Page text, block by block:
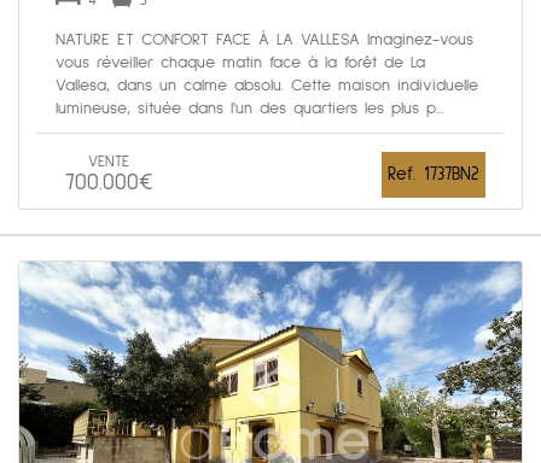
NATURE ET CONFORT FACE À LA VALLESA Imaginez-vous
vous réveiller chaque matin face à la forêt de La
Vallesa, dans un calme absolu. Cette maison individuelle
lumineuse, située dans l'un des quartiers les plus p...
VENTE
700.000€ Ref. 1737BN2